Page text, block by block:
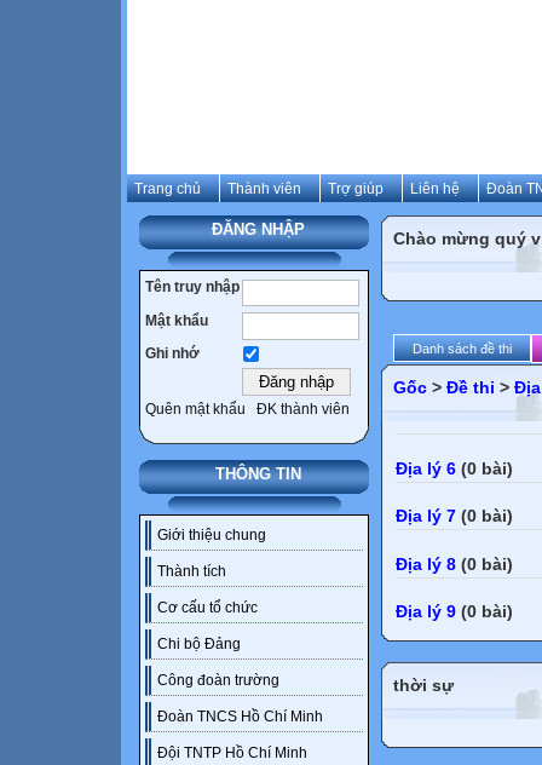
Trang chủ Thành viên Trợ giúp Liên hệ Đoàn
ĐĂNG NHẬP
Tên truy nhập
Mật khẩu
Ghi nhớ
Quên mật khẩu ĐK thành viên
THÔNG TIN
Giới thiệu chung
Thành tích
Cơ cấu tổ chức
Chi bộ Đảng
Công đoàn trường
Đoàn TNCS Hồ Chí Minh
Đội TNTP Hồ Chí Minh
Chào mừng quý
Danh sách đề thi
Gốc > Đề thi >
Địa lý 6 (0 bài)
Địa lý 7 (0 bài)
Địa lý 8 (0 bài)
Địa lý 9 (0 bài)
thời sự